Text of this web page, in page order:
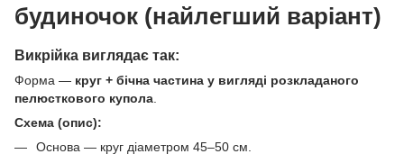
будиночок (найлегший варіант)
Викрійка виглядає так:
Форма — круг + бічна частина у вигляді розкладаного
пелюсткового купола
Схема (опис):
Основа — круг діаметром 45–50 см.